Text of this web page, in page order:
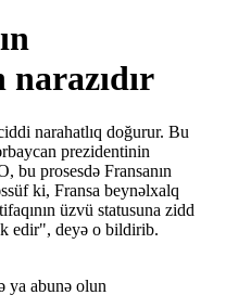
narahatlıq doğurur. Bu
prezidentinin
bu prosesdə Fransanın
ki, Fransa beynəlxalq
üzvü statusuna zidd
edir", deyə o bildirib.
ya abunə olun